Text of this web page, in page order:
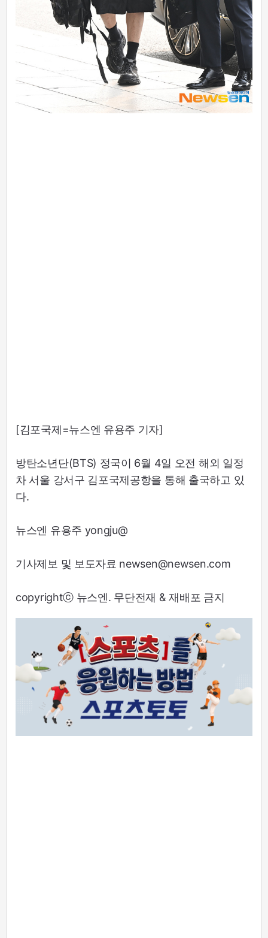
[김포국제=뉴스엔 유용주 기자]
방탄소년단(BTS) 정국이 6월 4일 오전 해외 일정
차 서울 강서구 김포국제공항을 통해 출국하고 있
다.
뉴스엔 유용주 yongju@
기사제보 및 보도자료 newsen@newsen.com
copyrightⓒ 뉴스엔. 무단전재 & 재배포 금지